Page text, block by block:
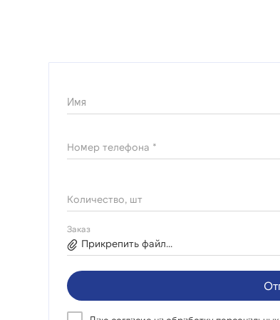
Имя
Номер телефона *
Количество, шт
Заказ
Прикрепить файл...